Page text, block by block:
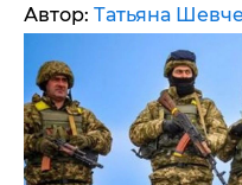
Автор: Татьяна